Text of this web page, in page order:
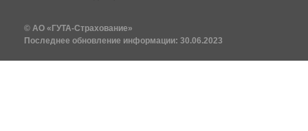
© АО «ГУТА-Страхование»
Последнее обновление информации: 30.06.2023